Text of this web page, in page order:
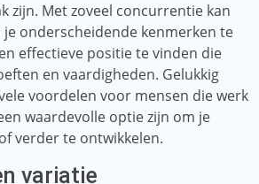
zijn. Met zoveel concurrentie kan
onderscheidende kenmerken te
effectieve positie te vinden die
en vaardigheden. Gelukkig
voordelen voor mensen die werk
waardevolle optie zijn om je
verder te ontwikkelen.
variatie